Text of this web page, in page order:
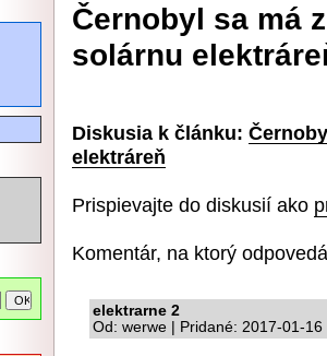
Černobyl sa má
solárnu
Diskusia k článku:
elektráreň
Prispievajte do diskusií ako
Komentár, na ktorý
elektrarne 2
Od: werwe | Pridané: 2017-01-16